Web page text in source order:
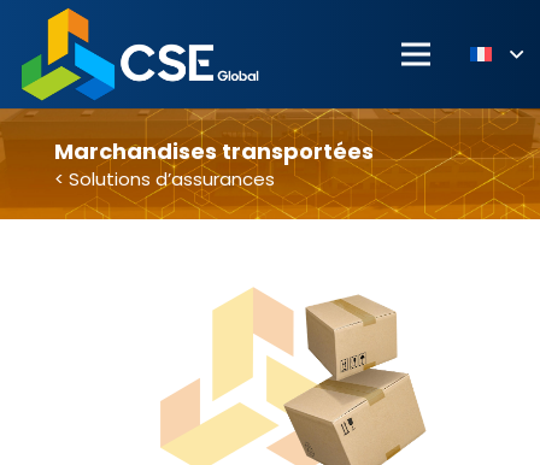
Marchandises transportées
< Solutions d’assurances